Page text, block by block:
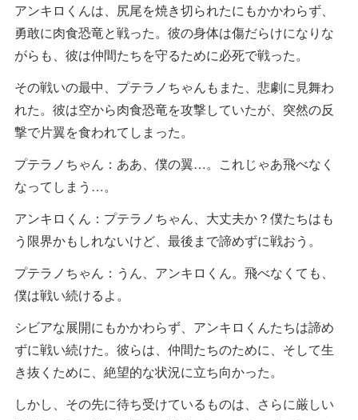
アンキロくんは、尻尾を焼き切られたにもかかわらず、
勇敢に肉食恐竜と戦った。彼の身体は傷だらけになりな
がらも、彼は仲間たちを守るために必死で戦った。
その戦いの最中、プテラノちゃんもまた、悲劇に見舞わ
れた。彼は空から肉食恐竜を攻撃していたが、突然の反
撃で片翼を食われてしまった。
プテラノちゃん：ああ、僕の翼…。これじゃあ飛べなく
なってしまう…。
アンキロくん：プテラノちゃん、大丈夫か？僕たちはも
う限界かもしれないけど、最後まで諦めずに戦おう。
プテラノちゃん：うん、アンキロくん。飛べなくても、
僕は戦い続けるよ。
シビアな展開にもかかわらず、アンキロくんたちは諦め
ずに戦い続けた。彼らは、仲間たちのために、そして生
き抜くために、絶望的な状況に立ち向かった。
しかし、その先に待ち受けているものは、さらに厳しい